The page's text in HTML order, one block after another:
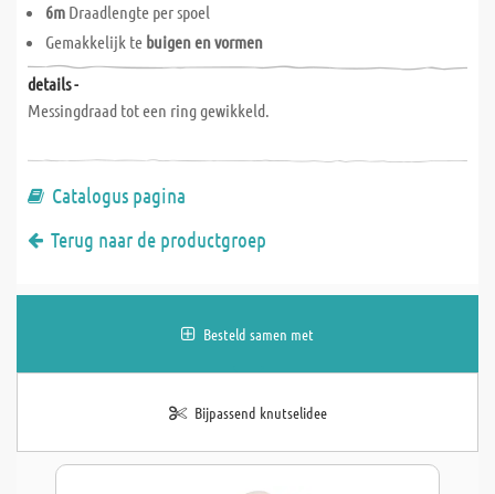
6m Draadlengte per spoel
Gemakkelijk te buigen en vormen
details -
Messingdraad tot een ring gewikkeld.
Catalogus pagina
Terug naar de productgroep
Besteld samen met
Bijpassend knutselidee